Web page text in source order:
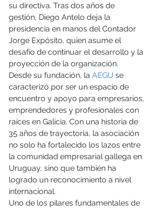
su directiva. Tras dos años de
gestión, Diego Antelo deja la
presidencia en manos del Contador
Jorge Expósito, quien asume el
desafío de continuar el desarrollo y la
proyección de la organización.
Desde su fundación, la AEGU se
caracterizó por ser un espacio de
encuentro y apoyo para empresarios,
emprendedores y profesionales con
raíces en Galicia. Con una historia de
35 años de trayectoria, la asociación
no solo ha fortalecido los lazos entre
la comunidad empresarial gallega en
Uruguay, sino que también ha
logrado un reconocimiento a nivel
internacional.
Uno de los pilares fundamentales de